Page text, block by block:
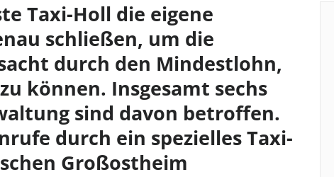
Taxi-Holl die eigene
schließen, um die
durch den Mindestlohn,
können. Insgesamt sechs
sind davon betroffen.
durch ein spezielles Taxi-
Großostheim